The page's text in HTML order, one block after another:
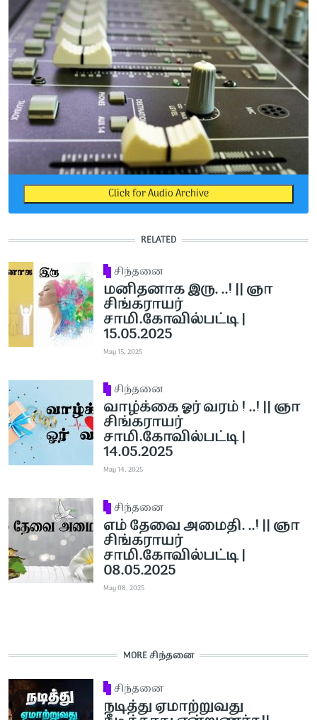
Click for Audio Archive
RELATED
சிந்தனை
மனிதனாக இரு. ..! || ஞா
சிங்கராயர்
சாமி.கோவில்பட்டி |
15.05.2025
May 15, 2025
சிந்தனை
வாழ்க்கை ஓர் வரம் ! ..! || ஞா
சிங்கராயர்
சாமி.கோவில்பட்டி |
14.05.2025
May 14, 2025
சிந்தனை
எம் தேவை அமைதி. ..! || ஞா
சிங்கராயர்
சாமி.கோவில்பட்டி |
08.05.2025
May 08, 2025
MORE சிந்தனை
சிந்தனை
நடித்து ஏமாற்றுவது